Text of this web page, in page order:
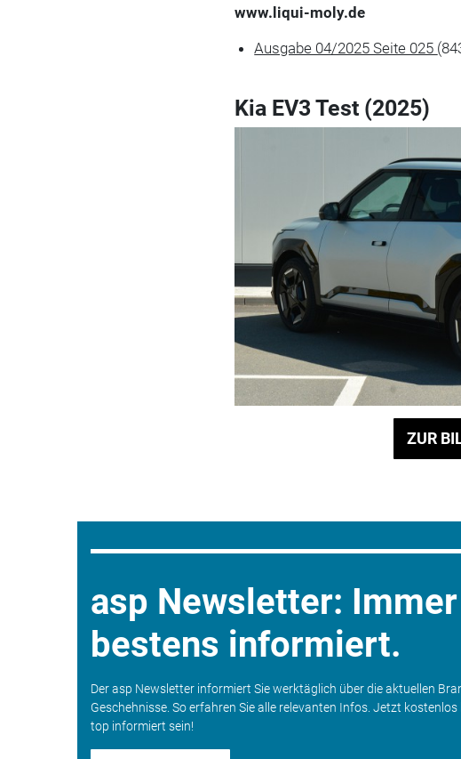
www.liqui-moly.de
Ausgabe 04/2025 Seite 025
Kia EV3 Test (2025)
ZUR
asp Newsletter: Immer
bestens informiert.
Der asp Newsletter informiert Sie werktäglich über die aktuellen
Geschehnisse. So erfahren Sie alle relevanten Infos. Jetzt
top informiert sein!